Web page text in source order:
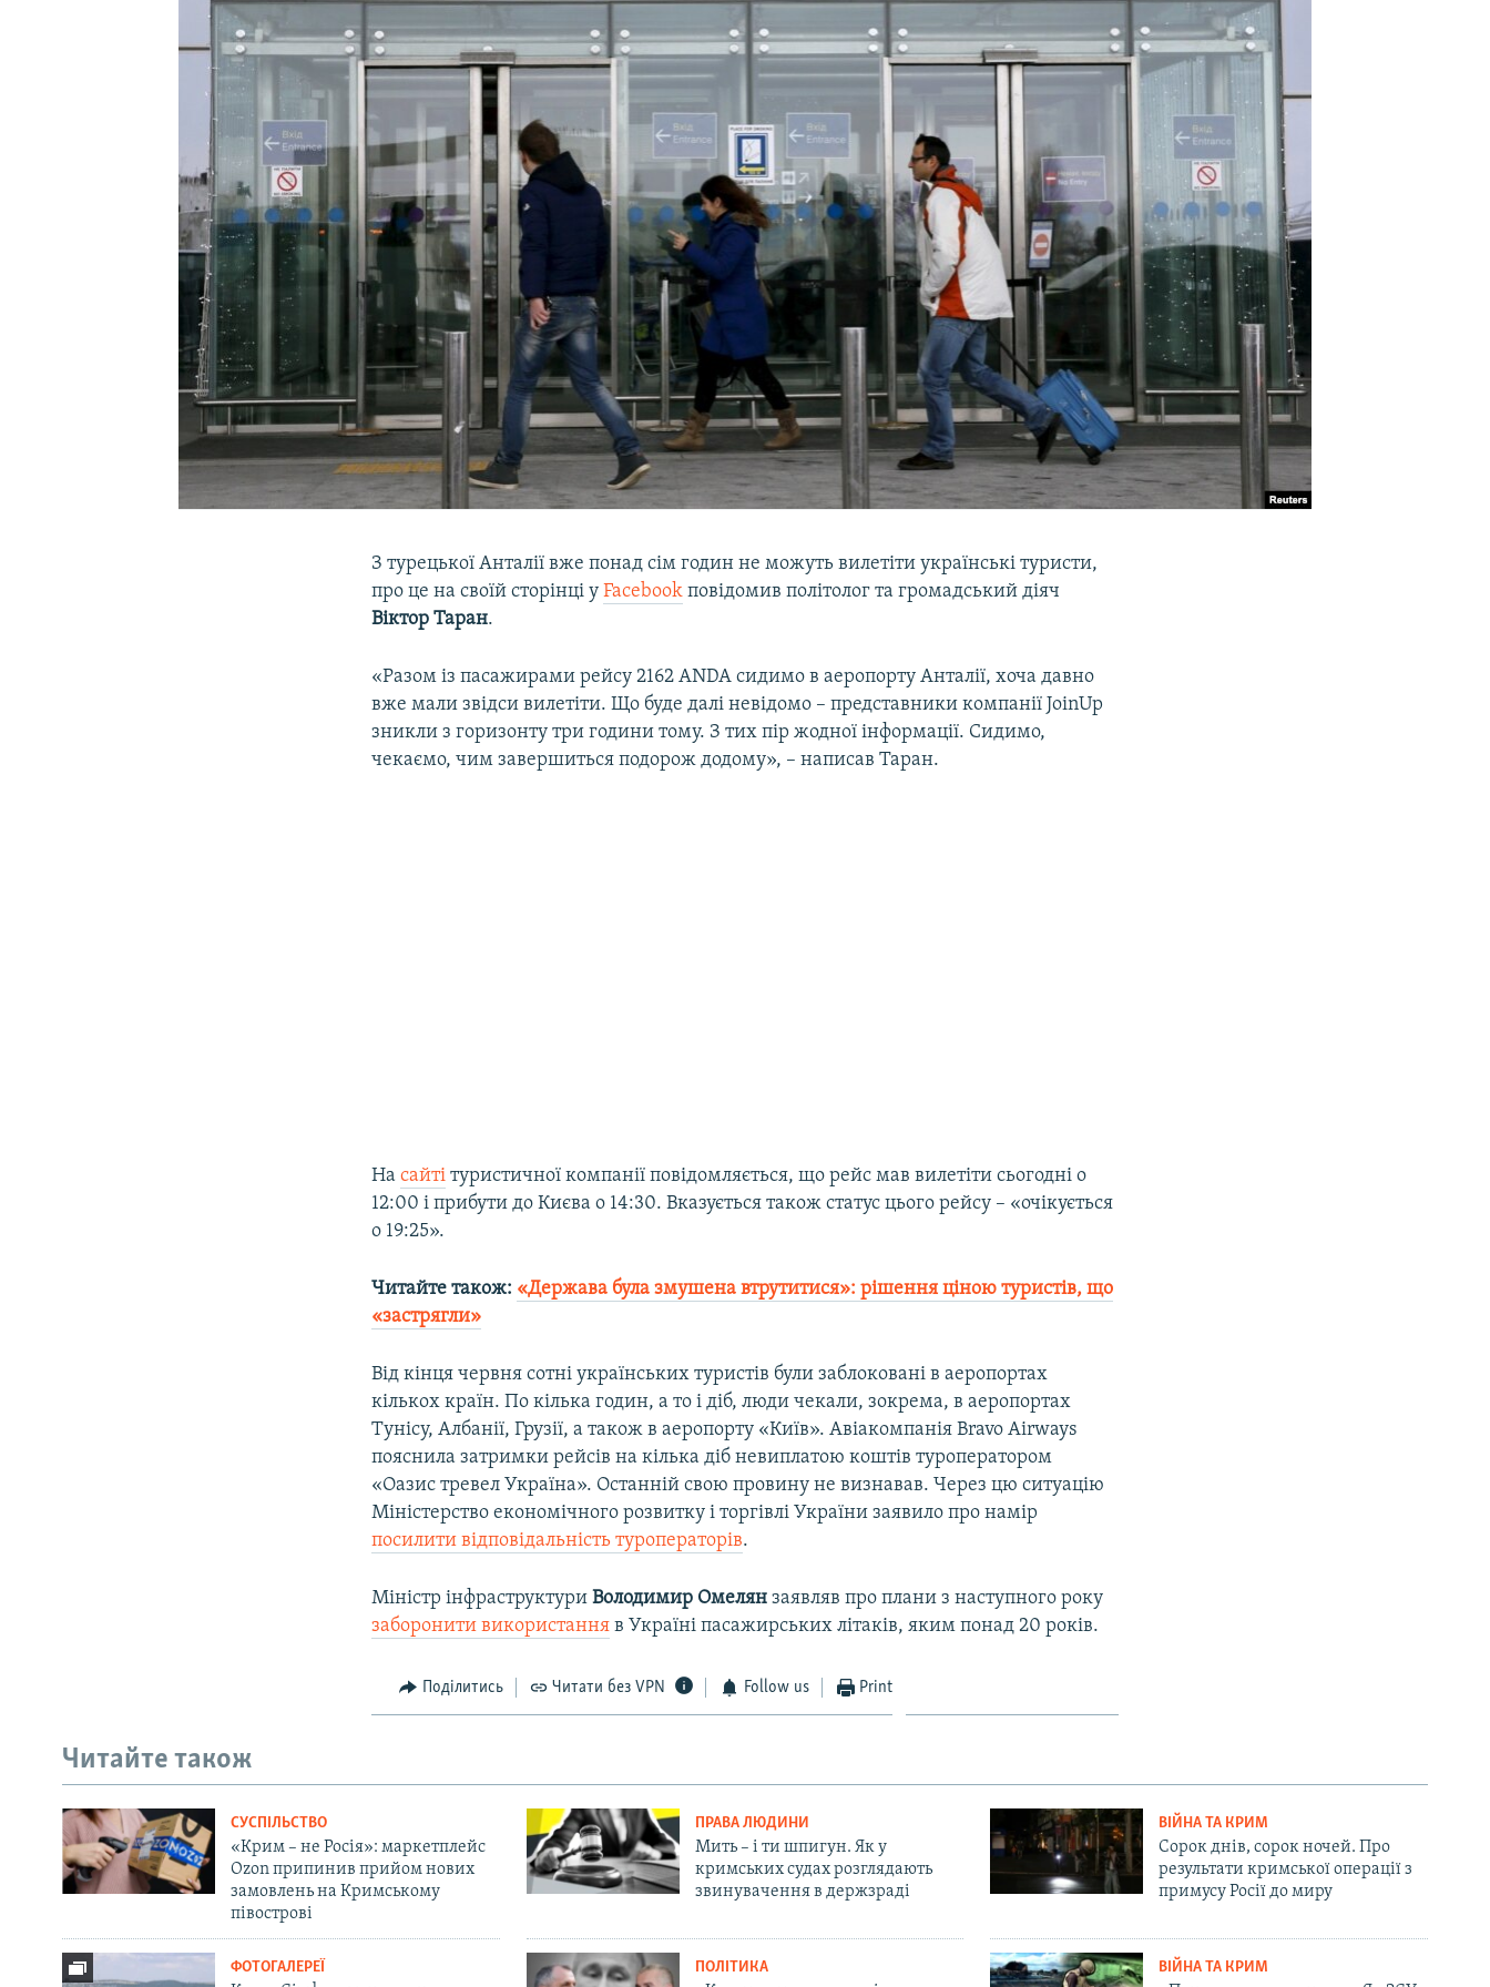
УКРАЇНСЬКА ПРОБЛЕМА КРИМУ
З турецької Анталії вже понад сім годин не можуть вилетіти українські туристи,
про це на своїй сторінці уFacebook повідомив політолог та громадський діяч
Віктор Таран.
«Разом із пасажирами рейсу 2162 ANDA сидимо в аеропорту Анталії, хоча давно
вже мали звідси вилетіти. Що буде далі невідомо – представники компанії JoinUp
зникли з горизонту три години тому. З тих пір жодної інформації. Сидимо,
чекаємо, чим завершиться подорож додому», – написав Таран.
Насайті туристичної компанії повідомляється, що рейс мав вилетіти сьогодні о
12:00 і прибути до Києва о 14:30. Вказується також статус цього рейсу – «очікується
о 19:25».
Читайте також: «Держава була змушена втрутитися»: рішення ціною туристів, що
«застрягли»
Від кінця червня сотні українських туристів були заблоковані в аеропортах
кількох країн. По кілька годин, а то і діб, люди чекали, зокрема, в аеропортах
Тунісу, Албанії, Грузії, а також в аеропорту «Київ». Авіакомпанія Bravo Airways
пояснила затримки рейсів на кілька діб невиплатою коштів туроператором
«Оазис тревел Україна». Останній свою провину не визнавав. Через цю ситуацію
Міністерство економічного розвитку і торгівлі України заявило про намір
посилити відповідальність туроператорів.
Міністр інфраструктуриВолодимир Омелян заявляв про плани з наступного року
заборонити використання в Україні пасажирських літаків, яким понад 20 років.
Поділитись Читати без VPN Follow us Print
Читайте також
СУСПІЛЬСТВО
«Крим – не Росія»: маркетплейс
Ozon припинив прийом нових
замовлень на Кримському
півострові
ПРАВА ЛЮДИНИ
Мить – і ти шпигун. Як у
кримських судах розглядають
звинувачення в держзраді
ВІЙНА ТА КРИМ
Сорок днів, сорок ночей. Про
результати кримської операції з
примусу Росії до миру
ФОТОГАЛЕРЕЇ ПОЛІТИКА ВІЙНА ТА КРИМ